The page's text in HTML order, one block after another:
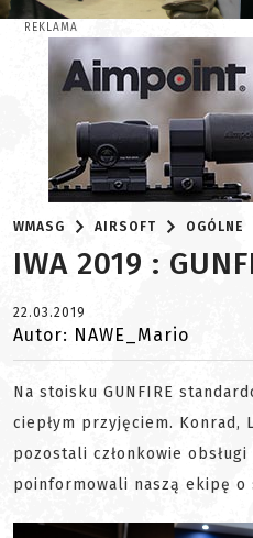
REKLAMA
WMASG AIRSOFT OGÓLNE
IWA 2019 :
22.03.2019
Autor: NAWE_Mario
Na stoisku GUNFIRE
ciepłym przyjęciem. Konrad,
pozostali członkowie obsługi
poinformowali naszą ekipę o